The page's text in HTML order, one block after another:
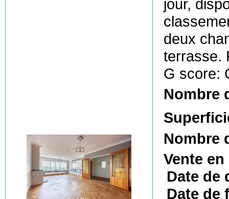
jour,
deux
terrasse.
G score:
Nombre
Nombre
Vente
Date de
Date de